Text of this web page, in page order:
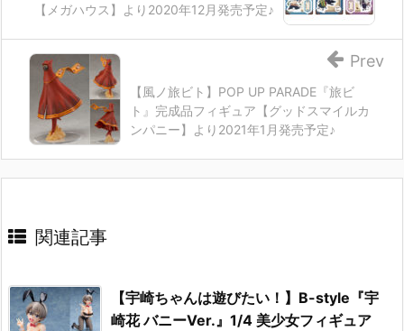
【メガハウス】より2020年12月発売予定♪
【風ノ旅ビト】POP UP PARADE『旅ビ
ト』完成品フィギュア【グッドスマイルカ
ンパニー】より2021年1月発売予定♪
Prev
関連記事
【宇崎ちゃんは遊びたい！】B-style『宇
崎花 バニーVer.』1/4 美少女フィギュア